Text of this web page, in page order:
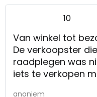
10
Van winkel tot
De verkoopster
raadplegen was niet opdringerig om perse
iets te verkopen
anoniem